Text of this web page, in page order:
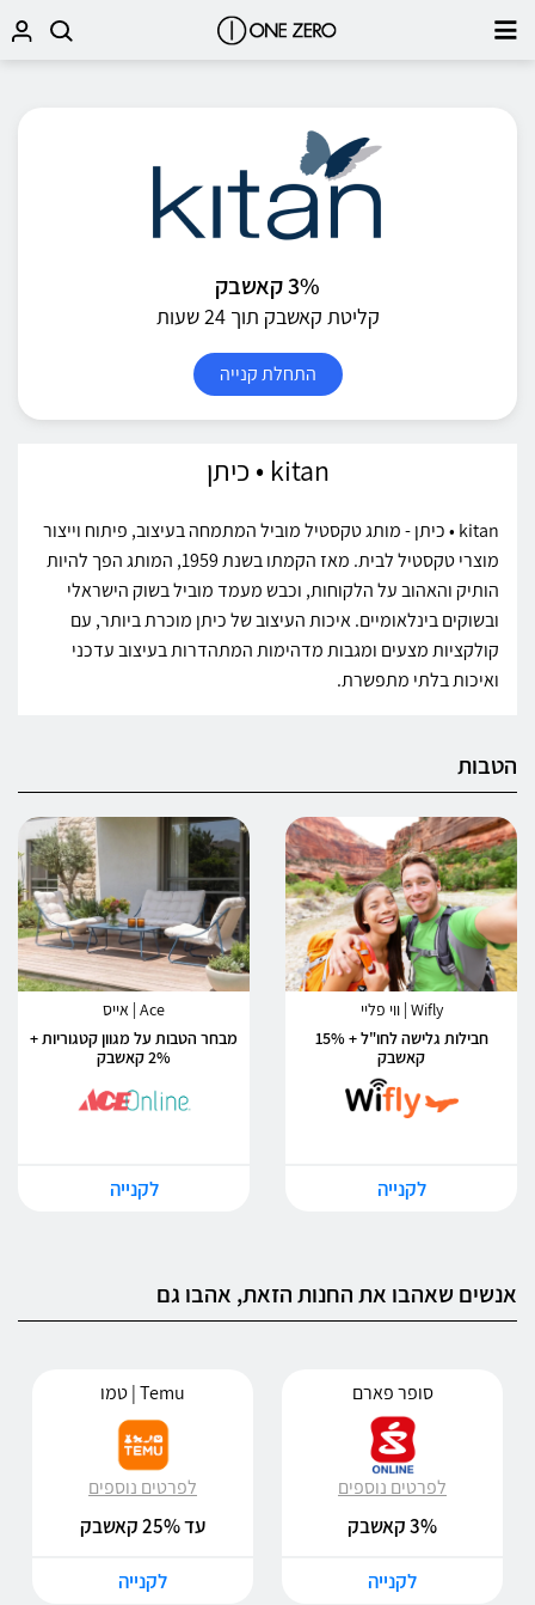
3% קאשבק
קליטת קאשבק תוך 24 שעות
התחלת קנייה
kitan • כיתן
kitan • כיתן - מותג טקסטיל מוביל המתמחה בעיצוב, פיתוח וייצור
מוצרי טקסטיל לבית. מאז הקמתו בשנת 1959, המותג הפך להיות
הותיק והאהוב על הלקוחות, וכבש מעמד מוביל בשוק הישראלי
ובשוקים בינלאומיים. איכות העיצוב של כיתן מוכרת ביותר, עם
קולקציות מצעים ומגבות מדהימות המתהדרות בעיצוב עדכני
ואיכות בלתי מתפשרת.
הטבות
Wifly | ווי פליי
חבילות גלישה לחו"ל + 15%
קאשבק
לקנייה
Ace | אייס
מבחר הטבות על מגוון קטגוריות +
2% קאשבק
לקנייה
אנשים שאהבו את החנות הזאת, אהבו גם
סופר פארם
לפרטים נוספים
3% קאשבק
לקנייה
Temu | טמו
לפרטים נוספים
עד 25% קאשבק
לקנייה